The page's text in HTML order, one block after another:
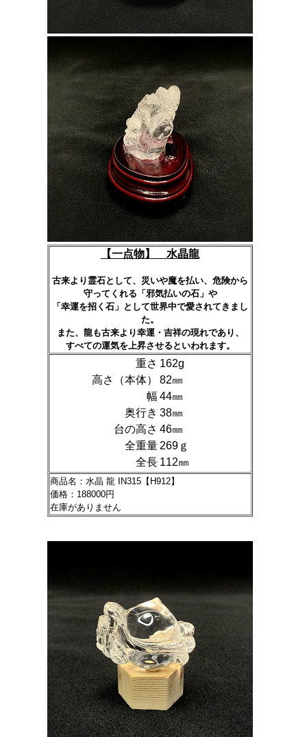
【一点物】 水晶龍
古来より霊石として、災いや魔を払い、危険から
守ってくれる「邪気払いの石」や
「幸運を招く石」として世界中で愛されてきまし
た。
また、龍も古来より幸運・吉祥の現れであり、
すべての運気を上昇させるといわれます。
重さ 162g
高さ（本体）
82㎜
幅 44㎜
奥行き 38㎜
台の高さ 46㎜
全重量 269ｇ
全長 112㎜
商品名：水晶 龍 IN315【H912】
価格：188000円
在庫がありません